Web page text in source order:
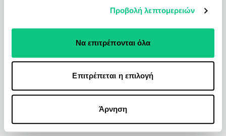
Προβολή λεπτομερειών
Να επιτρέπονται όλα
Επιτρέπεται η επιλογή
Άρνηση